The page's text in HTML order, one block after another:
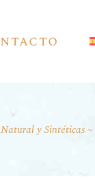
y Sintéticas